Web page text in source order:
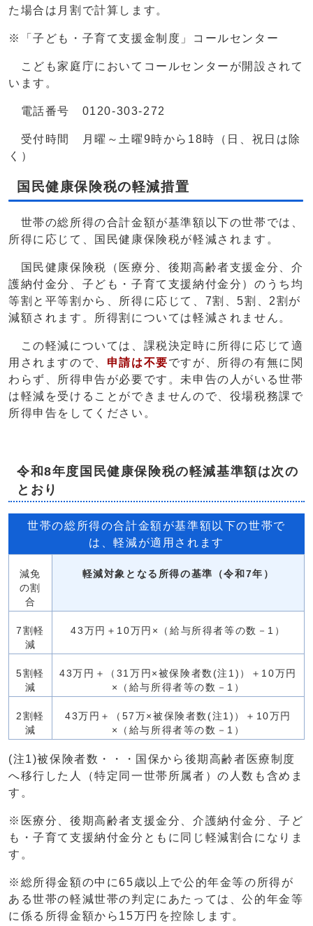
た場合は月割で計算します。
※「子ども・子育て支援金制度」コールセンター
こども家庭庁においてコールセンターが開設されて
います。
電話番号 0120-303-272
受付時間 月曜～土曜9時から18時（日、祝日は除
く）
国民健康保険税の軽減措置
世帯の総所得の合計金額が基準額以下の世帯では、
所得に応じて、国民健康保険税が軽減されます。
国民健康保険税（医療分、後期高齢者支援金分、介
護納付金分、子ども・子育て支援納付金分）のうち均
等割と平等割から、所得に応じて、7割、5割、2割が
減額されます。所得割については軽減されません。
この軽減については、課税決定時に所得に応じて適
用されますので、 申請は不要ですが、所得の有無に関
わらず、所得申告が必要です。未申告の人がいる世帯
は軽減を受けることができませんので、役場税務課で
所得申告をしてください。
令和8年度国民健康保険税の軽減基準額は次の
とおり
世帯の総所得の合計金額が基準額以下の世帯で
は、軽減が適用されます
減免
の割
合
軽減対象となる所得の基準（令和7年）
7割軽
減
43万円＋10万円×（給与所得者等の数－1）
5割軽
減
43万円＋（31万円×被保険者数(注1)）＋10万円
×（給与所得者等の数－1）
2割軽
減
43万円＋（57万×被保険者数(注1)）＋10万円
×（給与所得者等の数－1）
(注1)被保険者数・・・国保から後期高齢者医療制度
へ移行した人（特定同一世帯所属者）の人数も含めま
す。
※医療分、後期高齢者支援金分、介護納付金分、子ど
も・子育て支援納付金分ともに同じ軽減割合になりま
す。
※総所得金額の中に65歳以上で公的年金等の所得が
ある世帯の軽減世帯の判定にあたっては、公的年金等
に係る所得金額から15万円を控除します。